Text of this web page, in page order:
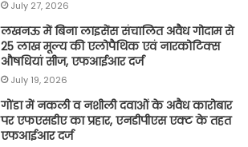
July 27, 2026
लखनऊ में बिना लाइसेंस संचालित अवैध गोदाम से
25 लाख मूल्य की एलोपैथिक एवं नारकोटिक्स
औषधियां सीज, एफआईआर दर्ज
July 19, 2026
गोंडा में नकली व नशीली दवाओं के अवैध कारोबार
पर एफएसडीए का प्रहार, एनडीपीएस एक्ट के तहत
एफआईआर दर्ज